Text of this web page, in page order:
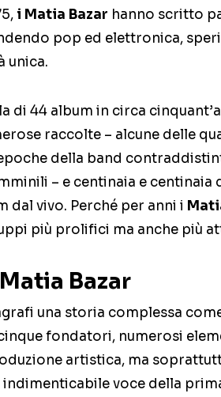
i Matia Bazar hanno scritto
pop ed elettronica,
unica.
di 44 album in circa
raccolte – alcune delle
della band
– e centinaia e centinaia
dal vivo. Perché per anni i
più prolifici ma anche più
Bazar
una storia complessa
fondatori, numerosi
artistica, ma
indimenticabile voce della